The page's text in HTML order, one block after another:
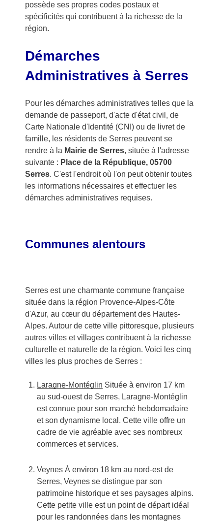
possède ses propres codes postaux et
spécificités qui contribuent à la richesse de la
région.
Démarches
Administratives à Serres
Pour les démarches administratives telles que la
demande de passeport, d'acte d'état civil, de
Carte Nationale d'Identité (CNI) ou de livret de
famille, les résidents de Serres peuvent se
rendre à la Mairie de Serres, située à l'adresse
suivante : Place de la République, 05700
Serres. C'est l'endroit où l'on peut obtenir toutes
les informations nécessaires et effectuer les
démarches administratives requises.
Communes alentours
Serres est une charmante commune française
située dans la région Provence-Alpes-Côte
d'Azur, au cœur du département des Hautes-
Alpes. Autour de cette ville pittoresque, plusieurs
autres villes et villages contribuent à la richesse
culturelle et naturelle de la région. Voici les cinq
villes les plus proches de Serres :
Laragne-Montéglin Située à environ 17 km
au sud-ouest de Serres, Laragne-Montéglin
est connue pour son marché hebdomadaire
et son dynamisme local. Cette ville offre un
cadre de vie agréable avec ses nombreux
commerces et services.
VeynesÀ environ 18 km au nord-est de
Serres, Veynes se distingue par son
patrimoine historique et ses paysages alpins.
Cette petite ville est un point de départ idéal
pour les randonnées dans les montagnes